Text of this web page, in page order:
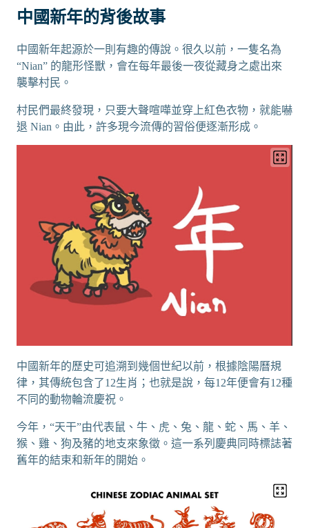
中國新年的背後故事
中國新年起源於一則有趣的傳說。很久以前，一隻名為
“Nian” 的龍形怪獸，會在每年最後一夜從藏身之處出來
襲擊村民。
村民們最終發現，只要大聲喧嘩並穿上紅色衣物，就能嚇
退 Nian。由此，許多現今流傳的習俗便逐漸形成。
中國新年的歷史可追溯到幾個世紀以前，根據陰陽曆規
律，其傳統包含了12生肖；也就是說，每12年便會有12種
不同的動物輪流慶祝。
今年，“天干”由代表鼠、牛、虎、兔、龍、蛇、馬、羊、
猴、雞、狗及豬的地支來象徵。這一系列慶典同時標誌著
舊年的結束和新年的開始。